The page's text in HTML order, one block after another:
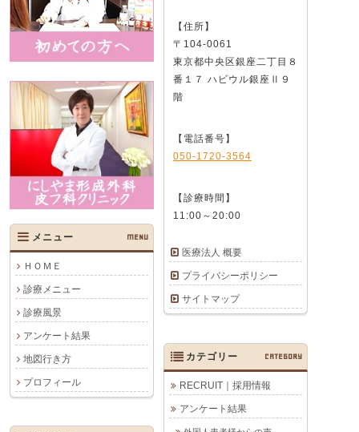
メニュー MENU
ＨＯＭＥ
診療メニュー
診療風景
アンケート結果
地図行き方
プロフィール
【住所】
〒104-0061
東京都中央区銀座二丁目８
番１７ ハビウル銀座Ⅱ９
階
【電話番号】
050-1720-3564
【診療時間】
11:00～20:00
医療法人 概要
プライバシーポリシー
サイトマップ
カテゴリー CATEGORY
RECRUIT｜採用情報
アンケート結果